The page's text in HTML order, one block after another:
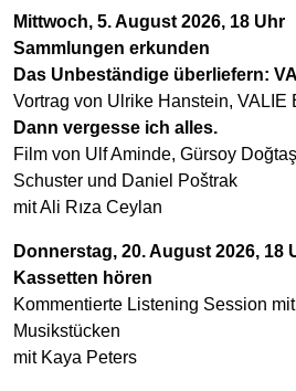
Mittwoch, 5. August 2026, 18 Uhr
Sammlungen erkunden
Das Unbeständige überliefern:
Vortrag von Ulrike Hanstein, VALIE
Dann vergesse ich alles.
Film von Ulf Aminde, Gürsoy
Schuster und Daniel Poštrak
mit Ali Rıza Ceylan
Donnerstag, 20. August 2026, 18
Kassetten hören
Kommentierte Listening Session
Musikstücken
mit Kaya Peters